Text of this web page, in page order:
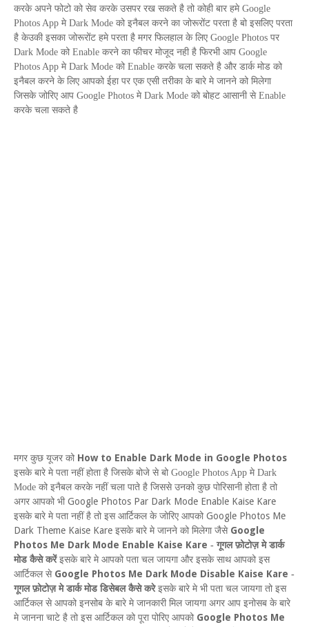
करके अपने फोटो को सेव करके उसपर रख सकते है तो कोही बार हमे Google
Photos App मे Dark Mode को इनैबल करने का जोरूरोंट परता है बो इसलिए परता
है केउकी इसका जोरूरोंट हमे परता है मगर फिलहाल के लिए Google Photos पर
Dark Mode को Enable करने का फीचर मोजूद नही है फिरभी आप Google
Photos App मे Dark Mode को Enable करके चला सकते है और डार्क मोड को
इनैबल करने के लिए आपको ईहा पर एक एसी तरीका के बारे मे जानने को मिलेगा
जिसके जोरिए आप Google Photos मे Dark Mode को बोहट आसानी से Enable
करके चला सकते है
मगर कुछ यूजर को How to Enable Dark Mode in Google Photos
इसके बारे मे पता नहीं होता है जिसके बोजे से बो Google Photos App मे Dark
Mode को इनैबल करके नहीं चला पाते है जिससे उनको कुछ पोरिसानी होता है तो
अगर आपको भी Google Photos Par Dark Mode Enable Kaise Kare
इसके बारे मे पता नहीं है तो इस आर्टिकल के जोरिए आपको Google Photos Me
Dark Theme Kaise Kare इसके बारे मे जानने को मिलेगा जैसे Google
Photos Me Dark Mode Enable Kaise Kare - गूगल फ़ोटोज़ मे डार्क
मोड कैसे करें इसके बारे मे आपको पता चल जायगा और इसके साथ आपको इस
आर्टिकल से Google Photos Me Dark Mode Disable Kaise Kare -
गूगल फ़ोटोज़ मे डार्क मोड डिसेबल कैसे करे इसके बारे मे भी पता चल जायगा तो इस
आर्टिकल से आपको इनसोब के बारे मे जानकारी मिल जायगा अगर आप इनोसब के बारे
मे जानना चाटे है तो इस आर्टिकल को पूरा पोरिए आपको Google Photos Me